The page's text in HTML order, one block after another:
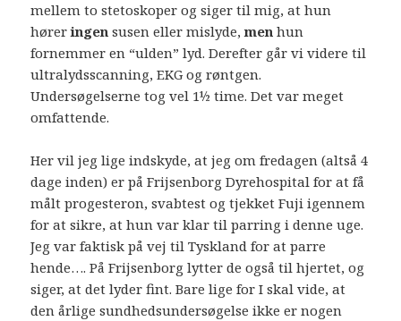
mellem to stetoskoper og siger til mig, at hun
høreringen susen eller mislyde,men hun
fornemmer en “ulden” lyd. Derefter går vi videre til
ultralydsscanning, EKG og røntgen.
Undersøgelserne tog vel 1½ time. Det var meget
omfattende.
Her vil jeg lige indskyde, at jeg om fredagen (altså 4
dage inden) er på Frijsenborg Dyrehospital for at få
målt progesteron, svabtest og tjekket Fuji igennem
for at sikre, at hun var klar til parring i denne uge.
Jeg var faktisk på vej til Tyskland for at parre
hende…. På Frijsenborg lytter de også til hjertet, og
siger, at det lyder fint. Bare lige for I skal vide, at
den årlige sundhedsundersøgelse ikke er nogen